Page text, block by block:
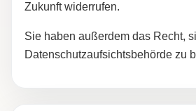
Zukunft widerrufen.
Sie haben außerdem das Recht,
Datenschutzaufsichtsbehörde zu